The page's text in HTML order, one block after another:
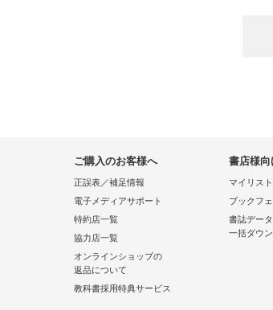
ご購入のお客様へ
正誤表／補足情報
電子メディアサポート
特約店一覧
協力店一覧
オンラインショップの
返品について
教科書採用特典サービス
書店様向
マイリス
ブックフ
書誌デー
一括ダウ